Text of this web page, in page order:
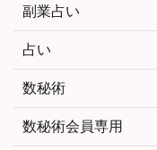
副業占い
占い
数秘術
数秘術会員専用